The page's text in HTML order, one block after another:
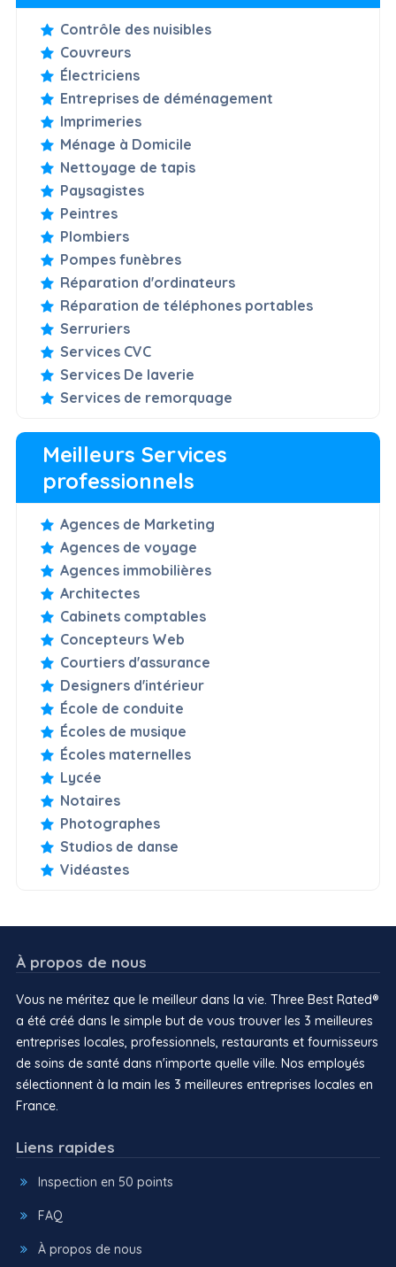
Contrôle des nuisibles
Couvreurs
Électriciens
Entreprises de déménagement
Imprimeries
Ménage à Domicile
Nettoyage de tapis
Paysagistes
Peintres
Plombiers
Pompes funèbres
Réparation d'ordinateurs
Réparation de téléphones portables
Serruriers
Services CVC
Services De laverie
Services de remorquage
Meilleurs Services
professionnels
Agences de Marketing
Agences de voyage
Agences immobilières
Architectes
Cabinets comptables
Concepteurs Web
Courtiers d'assurance
Designers d'intérieur
École de conduite
Écoles de musique
Écoles maternelles
Lycée
Notaires
Photographes
Studios de danse
Vidéastes
À propos de nous
Vous ne méritez que le meilleur dans la vie. Three Best Rated®
a été créé dans le simple but de vous trouver les 3 meilleures
entreprises locales, professionnels, restaurants et fournisseurs
de soins de santé dans n'importe quelle ville. Nos employés
sélectionnent à la main les 3 meilleures entreprises locales en
France.
Liens rapides
Inspection en 50 points
FAQ
À propos de nous